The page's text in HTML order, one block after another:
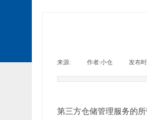
来源: 作者:小仓 发布
第三方仓储管理服务的